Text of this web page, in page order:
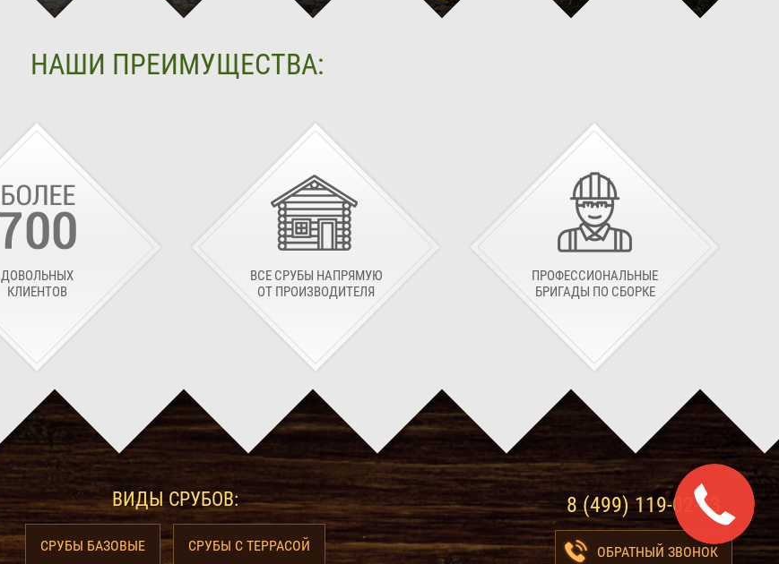
НАШИ ПРЕИМУЩЕСТВА:
ДОВОЛЬНЫХ
КЛИЕНТОВ
ВСЕ СРУБЫ НАПРЯМУЮ
ОТ ПРОИЗВОДИТЕЛЯ
ПРОФЕССИОНАЛЬНЫЕ
БРИГАДЫ ПО СБОРКЕ
ВИДЫ СРУБОВ:
СРУБЫ БАЗОВЫЕ СРУБЫ С ТЕРРАСОЙ
8 (499) 119-02-83
ОБРАТНЫЙ ЗВОНОК